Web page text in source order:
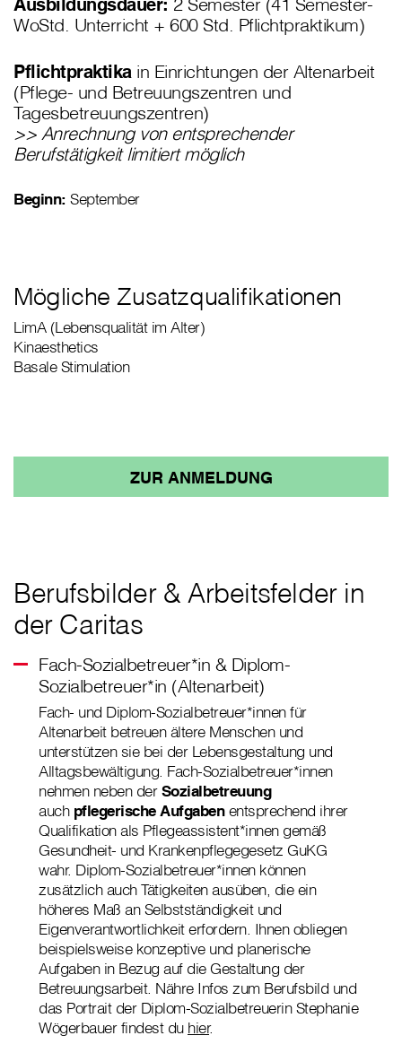
WoStd. Unterricht + 600 Std. Pflichtpraktikum)
Pflichtpraktika in Einrichtungen der Altenarbeit
(Pflege- und Betreuungszentren und
Tagesbetreuungszentren)
>> Anrechnung von entsprechender
Berufstätigkeit limitiert möglich
Beginn: September
Mögliche Zusatzqualifikationen
LimA (Lebensqualität im Alter)
Kinaesthetics
Basale Stimulation
ZUR ANMELDUNG
Berufsbilder & Arbeitsfelder in
der Caritas
Fach-Sozialbetreuer*in & Diplom-
Sozialbetreuer*in (Altenarbeit)
Fach- und Diplom-Sozialbetreuer*innen für
Altenarbeit betreuen ältere Menschen und
unterstützen sie bei der Lebensgestaltung und
Alltagsbewältigung. Fach-Sozialbetreuer*innen
nehmen neben derSozialbetreuung
auch pflegerische Aufgabenentsprechend ihrer
Qualifikation als Pflegeassistent*innen gemäß
Gesundheit- und Krankenpflegegesetz GuKG
wahr. Diplom-Sozialbetreuer*innen können
zusätzlich auch Tätigkeiten ausüben, die ein
höheres Maß an Selbstständigkeit und
Eigenverantwortlichkeit erfordern. Ihnen obliegen
beispielsweise konzeptive und planerische
Aufgaben in Bezug auf die Gestaltung der
Betreuungsarbeit. Nähre Infos zum Berufsbild und
das Portrait der Diplom-Sozialbetreuerin Stephanie
Wögerbauer findest du hier.